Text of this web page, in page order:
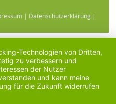
| Datenschutzerklärung |
Technologien von Dritten,
zu verbessern und
der Nutzer
und kann meine
für die Zukunft widerrufen